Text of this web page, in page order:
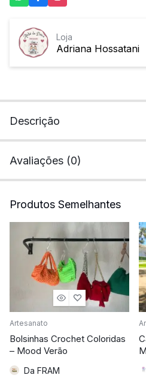
Adriana Hossatani
Loja
Descrição
Avaliações (0)
Produtos Semelhantes
Artesanato
Bolsinhas Crochet Coloridas
– Mood Verão
Da FRAM